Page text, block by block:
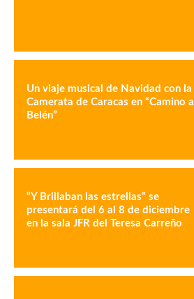
Un viaje musical de Navidad con la
Camerata de Caracas en “Camino a
Belén”
“Y Brillaban las estrellas” se
presentará del 6 al 8 de diciembre
en la sala JFR del Teresa Carreño